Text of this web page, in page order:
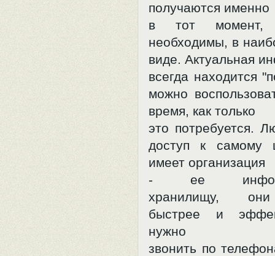
получаются именно
в тот момент,
необходимы, в
виде. Актуальная
всегда находится
можно
время, как только
это потребуется.
доступ к самому
имеет организация
- ее
хранилищу,
быстрее и
нужно
звонить по